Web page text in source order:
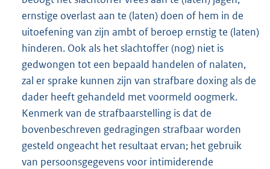
ernstige overlast aan te (laten) doen of hem in de
uitoefening van zijn ambt of beroep ernstig te (laten)
hinderen. Ook als het slachtoffer (nog) niet is
gedwongen tot een bepaald handelen of nalaten,
zal er sprake kunnen zijn van strafbare doxing als de
dader heeft gehandeld met voormeld oogmerk.
Kenmerk van de strafbaarstelling is dat de
bovenbeschreven gedragingen strafbaar worden
gesteld ongeacht het resultaat ervan; het gebruik
van persoonsgegevens voor intimiderende